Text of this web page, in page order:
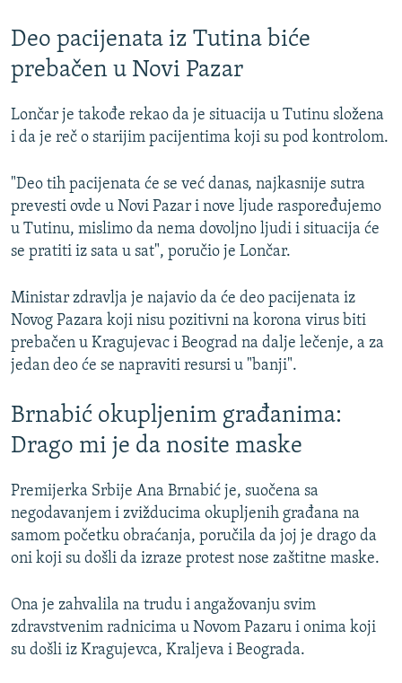
Deo pacijenata iz Tutina biće
prebačen u Novi Pazar
Lončar je takođe rekao da je situacija u Tutinu složena
i da je reč o starijim pacijentima koji su pod kontrolom.
"Deo tih pacijenata će se već danas, najkasnije sutra
prevesti ovde u Novi Pazar i nove ljude raspoređujemo
u Tutinu, mislimo da nema dovoljno ljudi i situacija će
se pratiti iz sata u sat", poručio je Lončar.
Ministar zdravlja je najavio da će deo pacijenata iz
Novog Pazara koji nisu pozitivni na korona virus biti
prebačen u Kragujevac i Beograd na dalje lečenje, a za
jedan deo će se napraviti resursi u "banji".
Brnabić okupljenim građanima:
Drago mi je da nosite maske
Premijerka Srbije Ana Brnabić je, suočena sa
negodavanjem i zvižducima okupljenih građana na
samom početku obraćanja, poručila da joj je drago da
oni koji su došli da izraze protest nose zaštitne maske.
Ona je zahvalila na trudu i angažovanju svim
zdravstvenim radnicima u Novom Pazaru i onima koji
su došli iz Kragujevca, Kraljeva i Beograda.